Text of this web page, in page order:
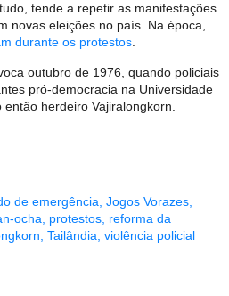
tende a repetir as manifestações
novas eleições no país. Na época,
durante os protestos.
outubro de 1976, quando policiais
pró-democracia na Universidade
herdeiro Vajiralongkorn.
de emergência Jogos Vorazes
ocha protestos reforma da
Tailândia violência policial